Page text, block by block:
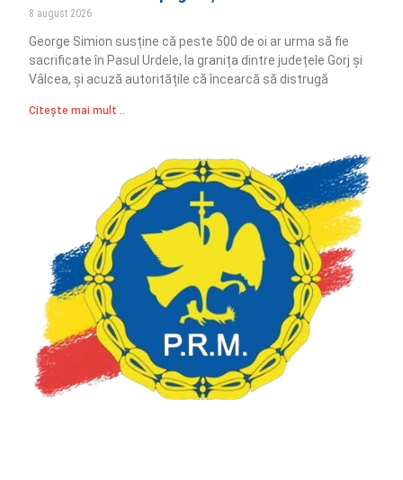
8 august 2026
George Simion susține că peste 500 de oi ar urma să fie
sacrificate în Pasul Urdele, la granița dintre județele Gorj și
Vâlcea, și acuză autoritățile că încearcă să distrugă
Citește mai mult ..